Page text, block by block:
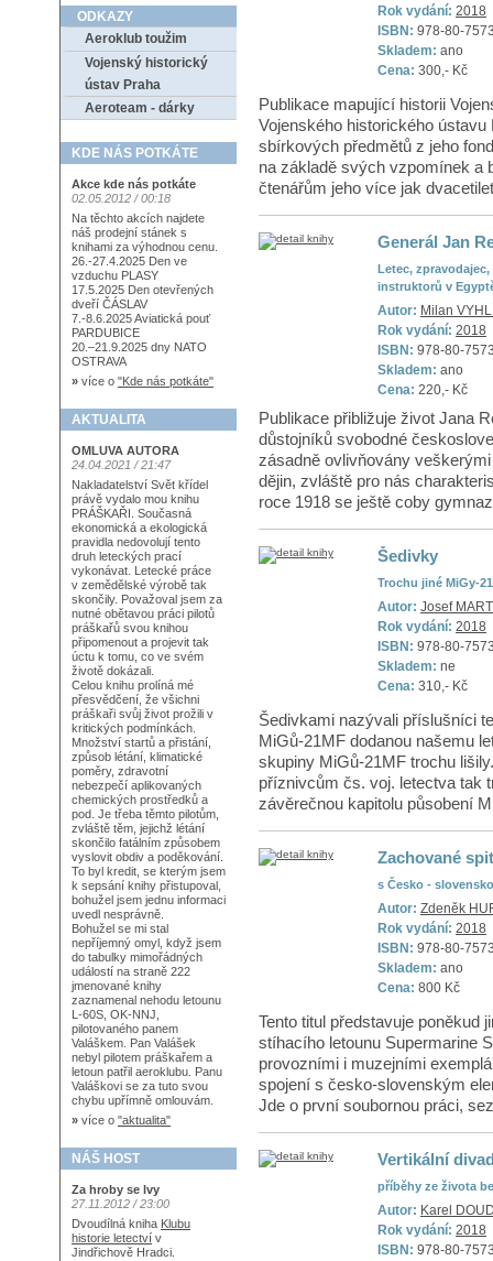
ODKAZY
Aeroklub toužim
Vojenský historický
ústav Praha
Aeroteam - dárky
KDE NÁS POTKÁTE
Akce kde nás potkáte
02.05.2012 / 00:18
Na těchto akcích najdete
náš prodejní stánek s
knihami za výhodnou cenu.
26.-27.4.2025 Den ve
vzduchu PLASY
17.5.2025 Den otevřených
dveří ČÁSLAV
7.-8.6.2025 Aviatická pouť
PARDUBICE
20.–21.9.2025 dny NATO
OSTRAVA
» více o "Kde nás potkáte"
AKTUALITA
OMLUVA AUTORA
24.04.2021 / 21:47
Nakladatelství Svět křídel
právě vydalo mou knihu
PRÁŠKAŘI. Současná
ekonomická a ekologická
pravidla nedovolují tento
druh leteckých prací
vykonávat. Letecké práce
v zemědělské výrobě tak
skončily. Považoval jsem za
nutné obětavou práci pilotů
práškařů svou knihou
připomenout a projevit tak
úctu k tomu, co ve svém
životě dokázali.
Celou knihu prolíná mé
přesvědčení, že všichni
práškaři svůj život prožili v
kritických podmínkách.
Množství startů a přistání,
způsob létání, klimatické
poměry, zdravotní
nebezpečí aplikovaných
chemických prostředků a
pod. Je třeba těmto pilotům,
zvláště těm, jejichž létání
skončilo fatálním způsobem
vyslovit obdiv a poděkování.
To byl kredit, se kterým jsem
k sepsání knihy přistupoval,
bohužel jsem jednu informaci
uvedl nesprávně.
Bohužel se mi stal
nepříjemný omyl, když jsem
do tabulky mimořádných
událostí na straně 222
jmenované knihy
zaznamenal nehodu letounu
L-60S, OK-NNJ,
pilotovaného panem
Valáškem. Pan Valášek
nebyl pilotem práškařem a
letoun patřil aeroklubu. Panu
Valáškovi se za tuto svou
chybu upřímně omlouvám.
» více o "aktualita"
NÁŠ HOST
Za hroby se lvy
27.11.2012 / 23:00
Dvoudílná kniha Klubu
historie letectví v
Jindřichově Hradci.
Rok vydání: 2018
ISBN: 978-80-
Skladem: ano
Cena: 300,- Kč
Publikace mapující historii
Vojenského historického
sbírkových předmětů z jeho
na základě svých vzpomínek a
čtenářům jeho více jak
Generál Jan
Letec,
instruktorů v
Autor: Milan
Rok vydání: 2018
ISBN: 978-80-
Skladem: ano
Cena: 220,- Kč
Publikace přibližuje život Jana
důstojníků svobodné
zásadně ovlivňovány
dějin, zvláště pro nás
roce 1918 se ještě coby
Šedivky
Trochu jiné MiGy-
Autor: Josef
Rok vydání: 2018
ISBN: 978-80-
Skladem: ne
Cena: 310,- Kč
Šedivkami nazývali příslušníci
MiGů-21MF dodanou našemu
skupiny MiGů-21MF trochu
příznivcům čs. voj. letectva tak
závěrečnou kapitolu působení
Zachované
s Česko -
Autor: Zdeněk
Rok vydání: 2018
ISBN: 978-80-
Skladem: ano
Cena: 800 Kč
Tento titul představuje poněkud
stíhacího letounu Supermarine
provozními i muzejními
spojení s česko-slovenským
Jde o první soubornou práci,
Vertikální
příběhy ze života
Autor: Karel
Rok vydání: 2018
ISBN: 978-80-